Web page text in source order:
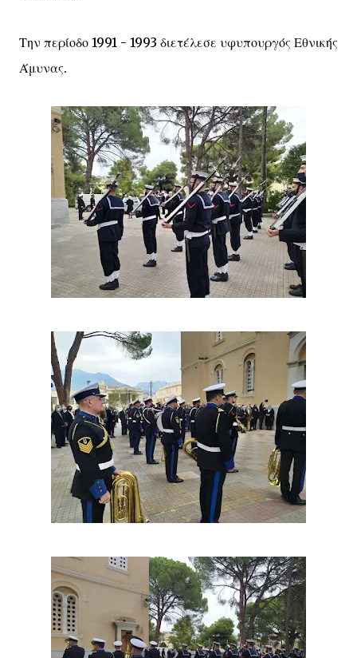
Την περίοδο 1991 - 1993 διετέλεσε υφυπουργός Εθνικής
Άμυνας.